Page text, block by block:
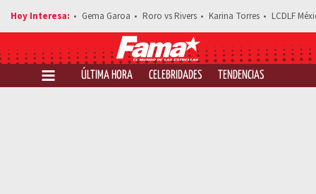
Gema Garoa Roro vs Rivers Karina Torres LCDLF
ÚLTIMA HORA CELEBRIDADES TENDENCIAS